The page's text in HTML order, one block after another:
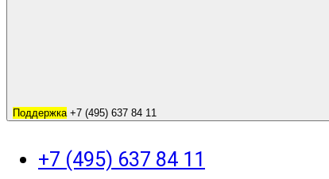
Поддержка +7 (495) 637 84 11
+7 (495) 637 84 11